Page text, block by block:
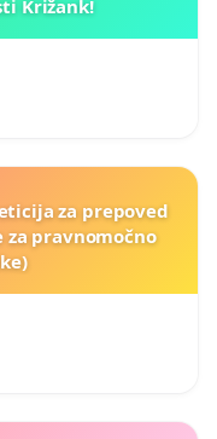
Križank!
za prepoved
pravnomočno